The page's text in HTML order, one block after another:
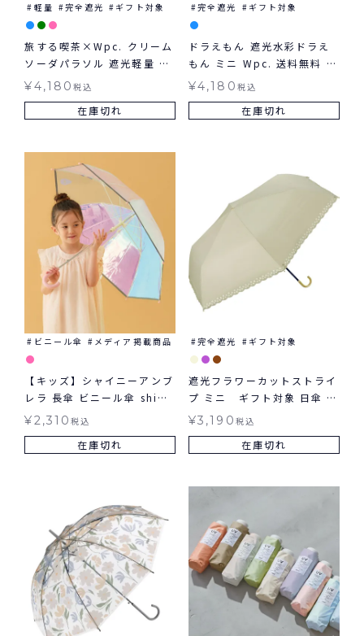
軽量 完全遮光 ギフト対象
旅する喫茶×Wpc. クリーム
ソーダパラソル 遮光軽量 折
りたたみ 日傘 ミニ ギフト対
¥4,180税込
在庫切れ
完全遮光 ギフト対象
ドラえもん 遮光水彩ドラえ
もん ミニ Wpc. 送料無料 ギ
フト対象 日傘 折りたたみ傘
¥4,180 税込
在庫切れ
ビニール傘 メディア掲載商品
【キッズ】シャイニーアンブ
レラ 長傘 ビニール傘 shiny
plastic umbrella 雨傘
¥2,310税込
在庫切れ
完全遮光 ギフト対象
遮光フラワーカットストライ
プ ミニ ギフト対象 日傘 折
りたたみ傘 晴雨兼用
¥3,190 税込
在庫切れ